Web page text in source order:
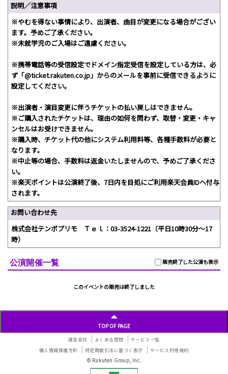
説明／注意事項
※やむを得ない事情により、出演者、曲目が変更になる場合がござい
ます。予めご了承ください。
※未就学児のご入場はご遠慮ください。
※携帯電話等の受信設定でドメイン指定受信を設定している方は、必
ず「@ticket.rakuten.co.jp」からのメールを事前に受信できるように
設定してください。
※出演者・演目変更に伴うチケットの払い戻しはできません。
※ご購入されたチケットは、理由の如何を問わず、取替・変更・キャ
ンセルはお受けできません。
※購入時、チケット代の他にシステム利用料等、各種手数料が必要と
なります。
※中止等の場合、手数料は返金いたしませんので、予めご了承くださ
い。
※楽天ポイントは公演終了後、7日内を目処にご利用楽天会員IDへ付与
されます。
お問い合わせ先
株式会社テンポプリモ Ｔｅｌ：03-3524-1221（平日10時30分～17
時）
販売終了した公演も表示
公演開催一覧
このイベントの販売は終了しました
TOP OF PAGE
運営会社 よくある質問
サービス一覧
個人情報保護方針
特定商取引法に基づく表示 サービス利用規約
© Rakuten Group, Inc.